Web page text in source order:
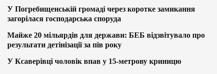
У Погребищенській громаді через коротке замикання
загорілася господарська споруда
Майже 20 мільярдів для держави: БЕБ відзвітувало про
результати детінізації за пів року
У Ксаверівці чоловік впав у 15-метрову криницю